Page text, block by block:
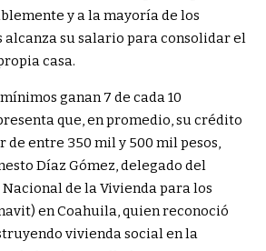
y a la mayoría de los
alcanza su salario para consolidar el
casa.
ganan 7 de cada 10
que, en promedio, su crédito
de entre 350 mil y 500 mil pesos,
Díaz Gómez, delegado del
de la Vivienda para los
en Coahuila, quien reconoció
vivienda social en la